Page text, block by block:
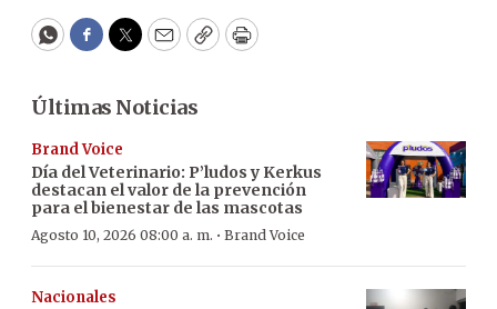
WhatsApp
Facebook
Twitter
EmailCopyPrint
Últimas Noticias
Brand Voice
Día del Veterinario: P’ludos y Kerkus
destacan el valor de la prevención
para el bienestar de las mascotas
Agosto 10, 2026 08:00 a. m. · Brand Voice
Nacionales